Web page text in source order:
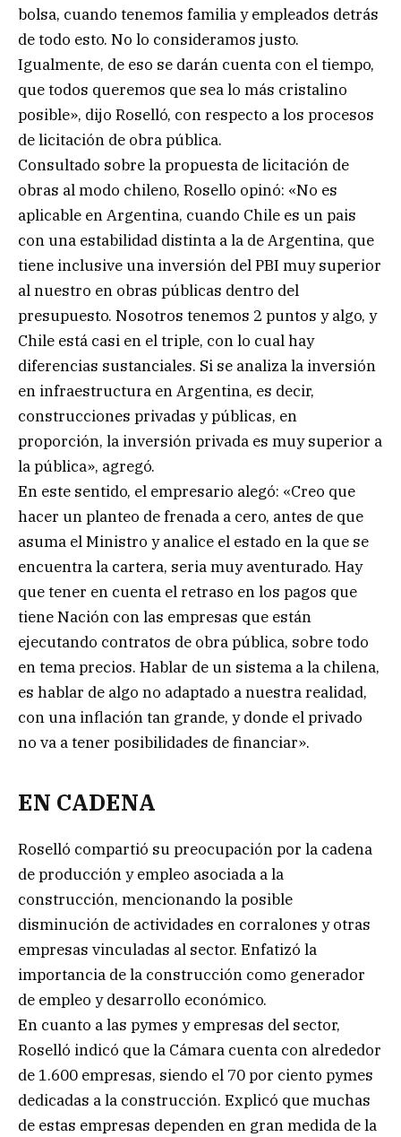
bolsa, cuando tenemos familia y empleados detrás
de todo esto. No lo consideramos justo.
Igualmente, de eso se darán cuenta con el tiempo,
que todos queremos que sea lo más cristalino
posible», dijo Roselló, con respecto a los procesos
de licitación de obra pública.
Consultado sobre la propuesta de licitación de
obras al modo chileno, Rosello opinó: «No es
aplicable en Argentina, cuando Chile es un pais
con una estabilidad distinta a la de Argentina, que
tiene inclusive una inversión del PBI muy superior
al nuestro en obras públicas dentro del
presupuesto. Nosotros tenemos 2 puntos y algo, y
Chile está casi en el triple, con lo cual hay
diferencias sustanciales. Si se analiza la inversión
en infraestructura en Argentina, es decir,
construcciones privadas y públicas, en
proporción, la inversión privada es muy superior a
la pública», agregó.
En este sentido, el empresario alegó: «Creo que
hacer un planteo de frenada a cero, antes de que
asuma el Ministro y analice el estado en la que se
encuentra la cartera, seria muy aventurado. Hay
que tener en cuenta el retraso en los pagos que
tiene Nación con las empresas que están
ejecutando contratos de obra pública, sobre todo
en tema precios. Hablar de un sistema a la chilena,
es hablar de algo no adaptado a nuestra realidad,
con una inflación tan grande, y donde el privado
no va a tener posibilidades de financiar».
EN CADENA
Roselló compartió su preocupación por la cadena
de producción y empleo asociada a la
construcción, mencionando la posible
disminución de actividades en corralones y otras
empresas vinculadas al sector. Enfatizó la
importancia de la construcción como generador
de empleo y desarrollo económico.
En cuanto a las pymes y empresas del sector,
Roselló indicó que la Cámara cuenta con alrededor
de 1.600 empresas, siendo el 70 por ciento pymes
dedicadas a la construcción. Explicó que muchas
de estas empresas dependen en gran medida de la